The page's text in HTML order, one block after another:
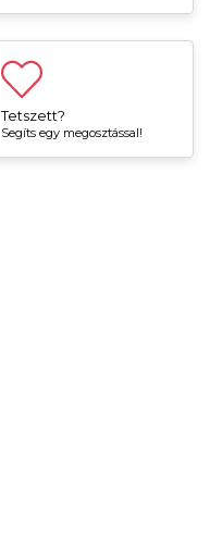
Tetszett?
Segíts egy megosztással!